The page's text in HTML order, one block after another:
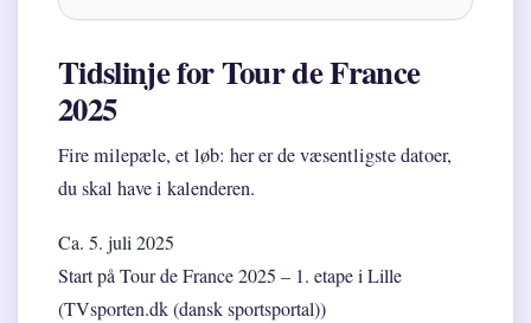
Tidslinje for Tour de France
2025
Fire milepæle, et løb: her er de væsentligste datoer,
du skal have i kalenderen.
Ca. 5. juli 2025
Start på Tour de France 2025 – 1. etape i Lille
(TVsporten.dk (dansk sportsportal))